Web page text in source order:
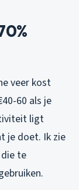
veer kost
60 als je
ligt
je doet. Ik zie
te